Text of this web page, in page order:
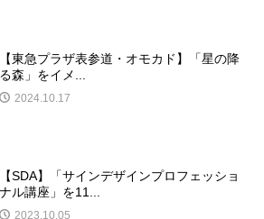
【東急プラザ表参道・オモカド】「星の降
る森」をイメ...
2024.10.17
【SDA】「サインデザインプロフェッショ
ナル講座」を11...
2023.10.05